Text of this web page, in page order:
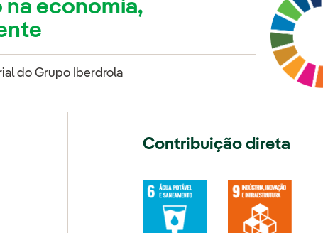
na economia,
do Grupo Iberdrola
Contribuição direta